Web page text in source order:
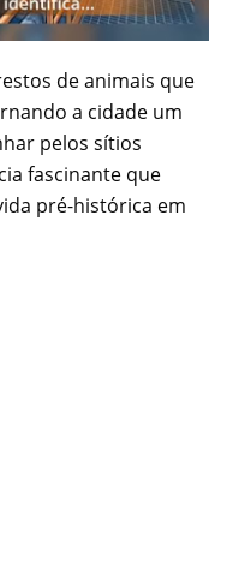
de animais que
a cidade um
pelos sítios
fascinante que
pré-histórica em